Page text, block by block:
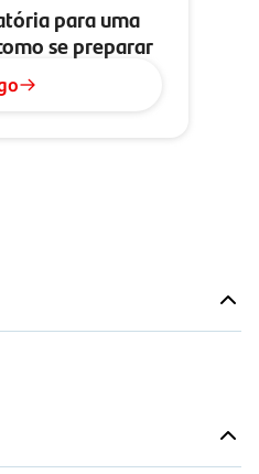
para uma
se preparar